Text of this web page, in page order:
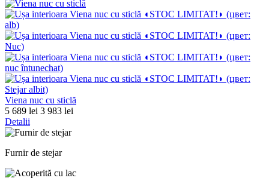
Viena nuc cu sticlă
5 689 lei 3 983 lei
Detalii
Furnir de stejar